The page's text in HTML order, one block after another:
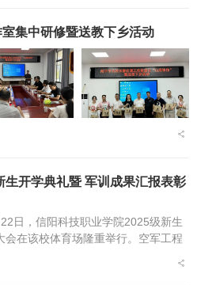
集中研修暨送教下乡活动
开学典礼暨 军训成果汇报表彰
日，信阳科技职业学院2025级新生
在该校体育场隆重举行。空军工程
首长，学校董事长高云，校长赵